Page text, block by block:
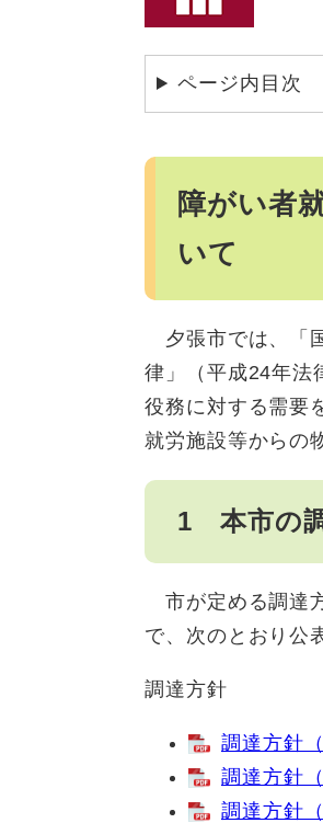
ページ内目次
障がい者
いて
夕張市では、「
律」（平成24年法
役務に対する需要
就労施設等からの
1 本市の
市が定める調達
で、次のとおり公
調達方針
調達方針
調達方針
調達方針